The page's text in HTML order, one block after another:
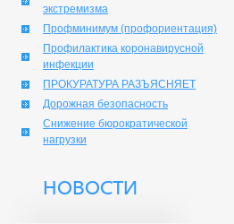
экстремизма
Профминимум (профориентация)
Профилактика коронавирусной
инфекции
ПРОКУРАТУРА РАЗЪЯСНЯЕТ
Дорожная безопасность
Снижение бюрократической
нагрузки
НОВОСТИ